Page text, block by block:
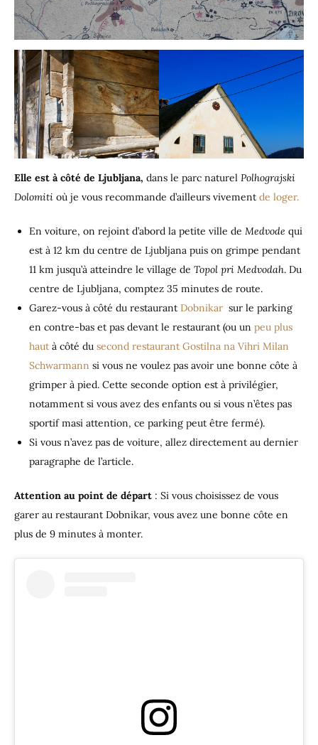
Elle est à côté de Ljubljana, dans le parc naturel Polhograjski
Dolomiti où je vous recommande d’ailleurs vivement de loger.
En voiture, on rejoint d’abord la petite ville de Medvode qui
est à 12 km du centre de Ljubljana puis on grimpe pendant
11 km jusqu’à atteindre le village de Topol pri Medvodah. Du
centre de Ljubljana, comptez 35 minutes de route.
Garez-vous à côté du restaurant Dobnikar sur le parking
en contre-bas et pas devant le restaurant (ou un peu plus
haut à côté du second restaurant Gostilna na Vihri Milan
Schwarmann si vous ne voulez pas avoir une bonne côte à
grimper à pied. Cette seconde option est à privilégier,
notamment si vous avez des enfants ou si vous n’êtes pas
sportif masi attention, ce parking peut être fermé).
Si vous n’avez pas de voiture, allez directement au dernier
paragraphe de l’article.
Attention au point de départ : Si vous choisissez de vous
garer au restaurant Dobnikar, vous avez une bonne côte en
plus de 9 minutes à monter.